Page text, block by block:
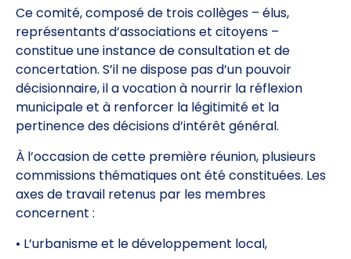
Ce comité, composé de trois collèges – élus,
représentants d’associations et citoyens –
constitue une instance de consultation et de
concertation. S’il ne dispose pas d’un pouvoir
décisionnaire, il a vocation à nourrir la réflexion
municipale et à renforcer la légitimité et la
pertinence des décisions d’intérêt général.
À l’occasion de cette première réunion, plusieurs
commissions thématiques ont été constituées. Les
axes de travail retenus par les membres
concernent :
• L’urbanisme et le développement local,